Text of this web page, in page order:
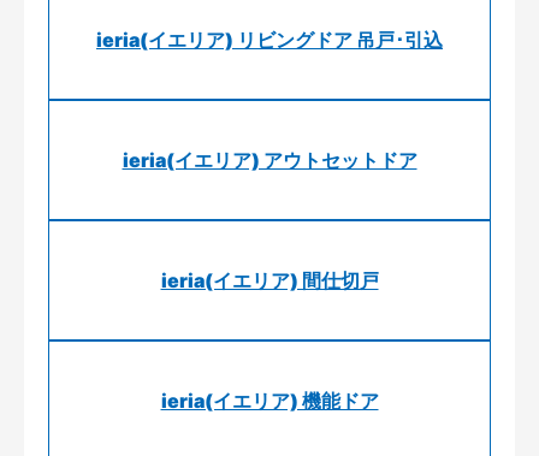
ieria(イエリア) リビングドア 吊戸･引込
ieria(イエリア) アウトセットドア
ieria(イエリア) 間仕切戸
ieria(イエリア) 機能ドア